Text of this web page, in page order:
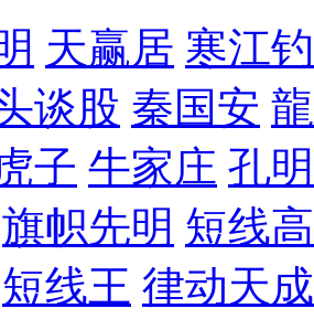
天赢居 寒江
谈股 秦国安
子 牛家庄 孔
旗帜先明 短线
短线王 律动天成